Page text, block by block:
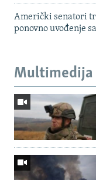
Američki senatori
ponovno uvođenje
Multimedija